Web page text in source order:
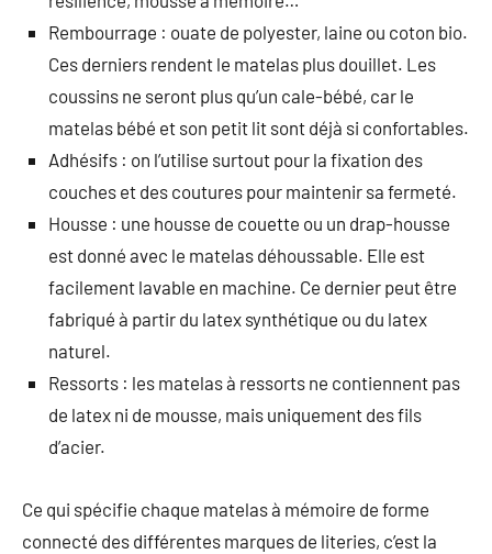
Rembourrage : ouate de polyester, laine ou coton bio.
Ces derniers rendent le matelas plus douillet. Les
coussins ne seront plus qu’un cale-bébé, car le
matelas bébé et son petit lit sont déjà si confortables.
Adhésifs : on l’utilise surtout pour la fixation des
couches et des coutures pour maintenir sa fermeté.
Housse : une housse de couette ou un drap-housse
est donné avec le matelas déhoussable. Elle est
facilement lavable en machine. Ce dernier peut être
fabriqué à partir du latex synthétique ou du latex
naturel.
Ressorts : les matelas à ressorts ne contiennent pas
de latex ni de mousse, mais uniquement des fils
d’acier.
Ce qui spécifie chaque matelas à mémoire de forme
connecté des différentes marques de literies, c’est la